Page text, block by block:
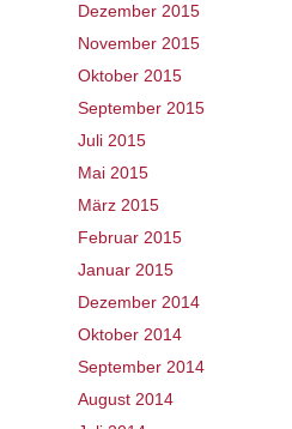
Dezember 2015
November 2015
Oktober 2015
September 2015
Juli 2015
Mai 2015
März 2015
Februar 2015
Januar 2015
Dezember 2014
Oktober 2014
September 2014
August 2014